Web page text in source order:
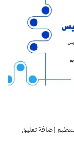
إضافة تعليق